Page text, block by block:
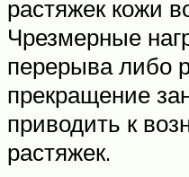
растяжек кожи
Чрезмерные
перерыва либо
прекращение
приводить к
растяжек.